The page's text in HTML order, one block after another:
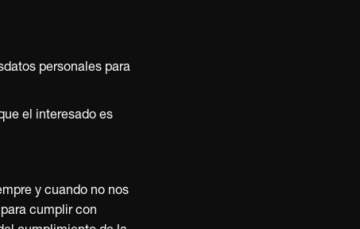
personales para
el interesado es
y cuando no nos
cumplir con